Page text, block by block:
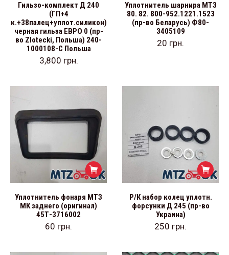
Гильзо-комплект Д 240
(ГП+4
к.+38палец+уплот.силикон)
черная гильза ЕВРО 0 (пр-
во Zlotecki, Польша) 240-
1000108-С Польша
3,800 грн.
Уплотнитель шарнира МТЗ
80. 82. 800-952.1221.1523
(пр-во Беларусь) Ф80-
3405109
20 грн.
Уплотнитель фонаря МТЗ
МК заднего (оригинал)
45Т-3716002
60 грн.
Р/К набор колец уплотн.
форсунки Д 245 (пр-во
Украина)
250 грн.